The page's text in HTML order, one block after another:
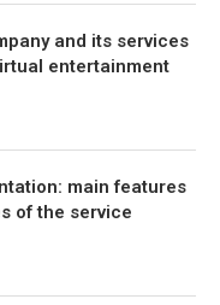
and its services
entertainment
main features
of the service